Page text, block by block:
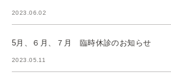
2023.06.02
5月、６月、７月 臨時休診のお知らせ
2023.05.11